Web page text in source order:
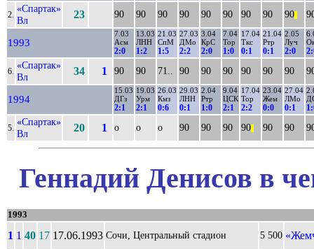
2.
«Спартак»
Вл
23 90 90 90 90 90 90 90 90 90
1993
7.03
Асм
2:0
13.03
ЛНН
1:2
21.03
СпМ
1:5
27.03
ДМо
2:2
3.04
КрС
2:0
7.04
Тор
1:0
17.04
Ткс
0:1
21.04
Ртр
0:1
2.05
Луч
2:0
6.
«Спартак»
Вл
34 1 90 90 71.. 90 90 90 90 90 90
1994
15.03
ДГз
2:1
19.03
Урм
2:1
26.03
Кмз
0:6
29.03
ЛНН
0:1
2.04
Ртр
1:0
9.04
ЦСК
2:1
17.04
Тор
2:2
23.04
Жем
0:0
27.04
ЛМо
0:1
5.
«Спартак»
Вл
20 1 о о о 90 90 90 90 90 90
Геннадий Денисов в
1993
1 1 40 17 17.06.1993 Сочи, Центральный стадион 5 500